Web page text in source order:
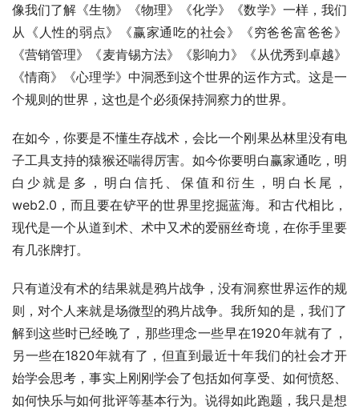
像我们了解《生物》《物理》《化学》《数学》一样，我们
从《人性的弱点》《赢家通吃的社会》《穷爸爸富爸爸》
《营销管理》《麦肯锡方法》《影响力》《从优秀到卓越》
《情商》《心理学》中洞悉到这个世界的运作方式。这是一
个规则的世界，这也是个必须保持洞察力的世界。
在如今，你要是不懂生存战术，会比一个刚果丛林里没有电
子工具支持的猿猴还喘得厉害。如今你要明白赢家通吃，明
白少就是多，明白信托、保值和衍生，明白长尾，
web2.0，而且要在铲平的世界里挖掘蓝海。和古代相比，
现代是一个从道到术、术中又术的爱丽丝奇境，在你手里要
有几张牌打。
只有道没有术的结果就是鸦片战争，没有洞察世界运作的规
则，对个人来就是场微型的鸦片战争。我所知的是，我们了
解到这些时已经晚了，那些理念一些早在1920年就有了，
另一些在1820年就有了，但直到最近十年我们的社会才开
始学会思考，事实上刚刚学会了包括如何享受、如何愤怒、
如何快乐与如何批评等基本行为。说得如此跑题，我只是想